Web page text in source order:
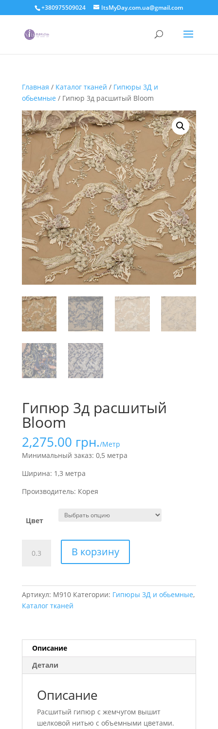
+380975509024 ItsMyDay.com.ua@gmail.com
Главная / Каталог тканей / Гипюры 3Д и
обьемные / Гипюр 3д расшитый Bloom
Гипюр 3д расшитый
Bloom
2,275.00 грн./Метр
Минимальный заказ: 0,5 метра
Ширина: 1,3 метра
Производитель: Корея
Цвет
товара
Bloom
В корзину
Артикул: M910 Категории: Гипюры 3Д и обьемные,
Каталог тканей
Описание
Детали
Описание
Расшитый гипюр с жемчугом вышит
шелковой нитью с объемными цветами.